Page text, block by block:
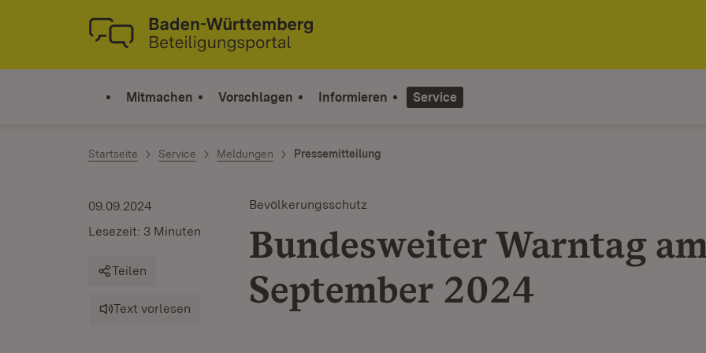
Zum Inhalt springen
Link zur Startseite
Mitmachen Vorschlagen Informieren Service
Startseite Service Meldungen Pressemitteilung
Bevölkerungsschutz
Bundesweiter Warntag
September 2024
09.09.2024
Lesezeit: 3 Minuten
Teilen
Text vorlesen